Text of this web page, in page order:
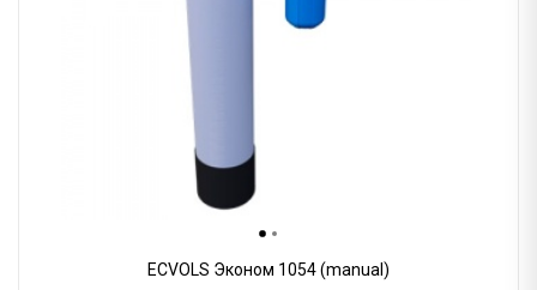
ECVOLS Эконом 1054 (manual)